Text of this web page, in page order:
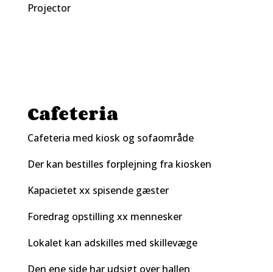
Projector
Cafeteria
Cafeteria med kiosk og sofaområde
Der kan bestilles forplejning fra kiosken
Kapacietet xx spisende gæster
Foredrag opstilling xx mennesker
Lokalet kan adskilles med skillevæge
Den ene side har udsigt over hallen